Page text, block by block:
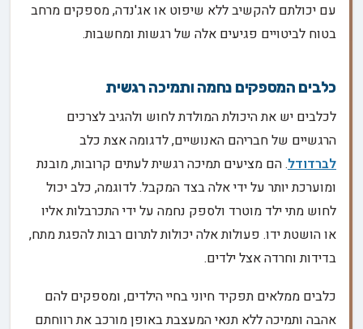
עם יכולתם להקשיב ללא שיפוט או אג'נדה, מספקים מרחב
בטוח לביטויים פגיעים אלה של רגשות ומחשבות.
כלבים המספקים נחמה ותמיכה רגשית
לכלבים יש את היכולת המולדת לחוש ולהגיב לצרכים
הרגשיים של חבריהם האנושיים, לדגומה אצת כלב
לברדודל. הם מציעים תמיכה רגשית לעתים קרובות, מובנת
ומוערכת יותר על ידי אלה בצד המקבל. לדוגמה, כלב יכול
לחוש מתי ילד מוטרד ולספק נחמה על ידי התכרבלות אליו
או הושטת ידו. פעולות אלה יכולות לתרום רבות להפגת מתח,
בדידות וחרדה אצל ילדים.
כלבים ממלאים תפקיד חיוני בחיי הילדים, ומספקים להם
אהבה ותמיכה ללא תנאי המעצבת באופן מורכב את רווחתם